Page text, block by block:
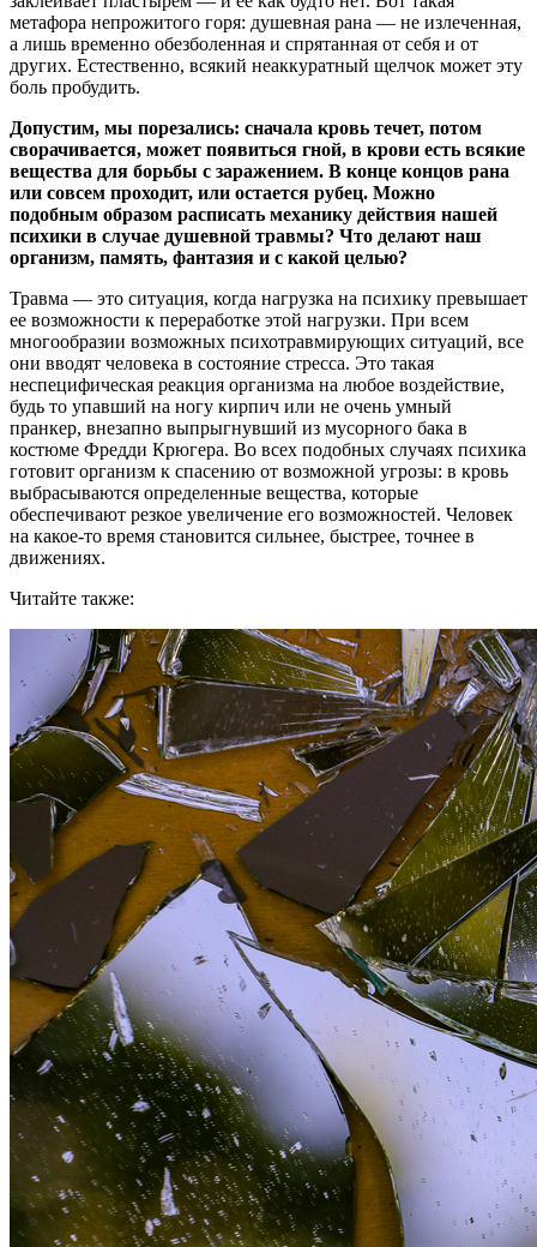
метафора непрожитого горя: душевная рана — не излеченная,
а лишь временно обезболенная и спрятанная от себя и от
других. Естественно, всякий неаккуратный щелчок может эту
боль пробудить.
Допустим, мы порезались: сначала кровь течет, потом
сворачивается, может появиться гной, в крови есть всякие
вещества для борьбы с заражением. В конце концов рана
или совсем проходит, или остается рубец. Можно
подобным образом расписать механику действия нашей
психики в случае душевной травмы? Что делают наш
организм, память, фантазия и с какой целью?
Травма — это ситуация, когда нагрузка на психику превышает
ее возможности к переработке этой нагрузки. При всем
многообразии возможных психотравмирующих ситуаций, все
они вводят человека в состояние стресса. Это такая
неспецифическая реакция организма на любое воздействие,
будь то упавший на ногу кирпич или не очень умный
пранкер, внезапно выпрыгнувший из мусорного бака в
костюме Фредди Крюгера. Во всех подобных случаях психика
готовит организм к спасению от возможной угрозы: в кровь
выбрасываются определенные вещества, которые
обеспечивают резкое увеличение его возможностей. Человек
на какое-то время становится сильнее, быстрее, точнее в
движениях.
Читайте также: